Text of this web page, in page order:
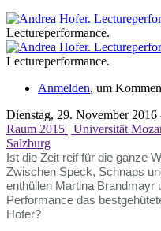
Lectureperformance.
Lectureperformance.
Anmelden, um
Dienstag, 29. November
Raum 2015 | Universität
Salzburg
Ist die Zeit reif für die ganze
Zwischen Speck, Schnaps
enthüllen Martina Brandmayr
Performance das
Hofer?